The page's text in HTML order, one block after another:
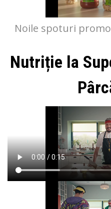
Noile spoturi
Nutriție la